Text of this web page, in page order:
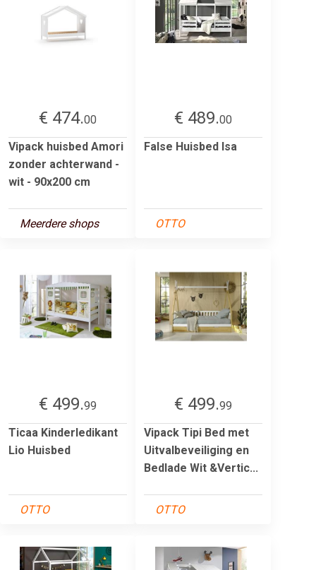
€ 474.00
Vipack huisbed Amori
zonder achterwand -
wit - 90x200 cm
Meerdere shops
€ 489.00
False Huisbed Isa
OTTO
€ 499.99
Ticaa Kinderledikant
Lio Huisbed
OTTO
€ 499.99
Vipack Tipi Bed met
Uitvalbeveiliging en
Bedlade Wit &Vertic...
OTTO